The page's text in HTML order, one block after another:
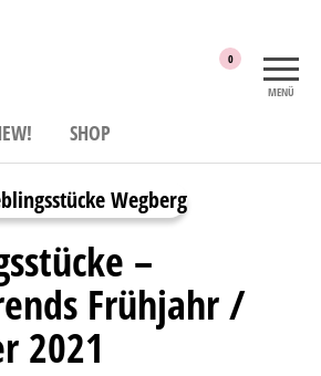
MENÜ
0
SHOP
–
Frühjahr /
2021